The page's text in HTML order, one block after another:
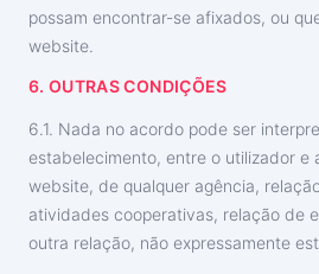
possam encontrar-se afixados, ou
website.
6. OUTRAS CONDIÇÕES
6.1. Nada no acordo pode ser
estabelecimento, entre o utilizador e
website, de qualquer agência,
atividades cooperativas, relação de
outra relação, não expressamente